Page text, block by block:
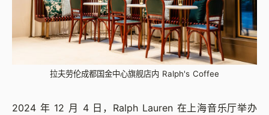
拉夫劳伦成都国金中心旗舰店内 Ralph's Coffee
2024 年 12 月 4 日，Ralph Lauren 在上海音乐厅举办